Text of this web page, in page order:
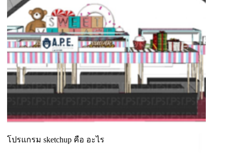
โปรแกรม sketchup คือ อะไร